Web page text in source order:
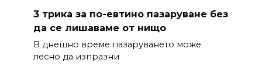
3 трика за по-евтино пазаруване без
да се лишаваме от нищо
В днешно време пазаруването може
лесно да изпразни